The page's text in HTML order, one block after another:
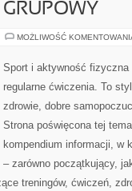
MOŻLIWOŚĆ
Sport i aktywność
regularne ćwiczenia. To
zdrowie, dobre
Strona poświęcona tej
kompendium informacji, w
– zarówno początkujący,
treningów, ćwiczeń,